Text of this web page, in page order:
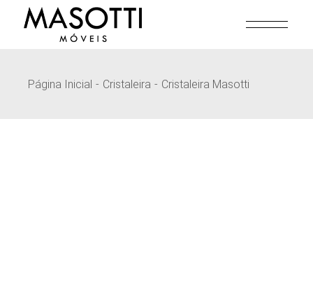
Página Inicial Cristaleira Cristaleira Masotti